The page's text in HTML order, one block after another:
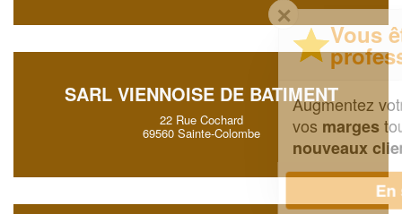
SARL VIENNOISE DE BATIMENT
22 Rue Cochard
69560 Sainte-Colombe
Vous êtes un
professionnel ?
Augmentez votrechiffre d'affaireset
vosmargestout en gagnant de